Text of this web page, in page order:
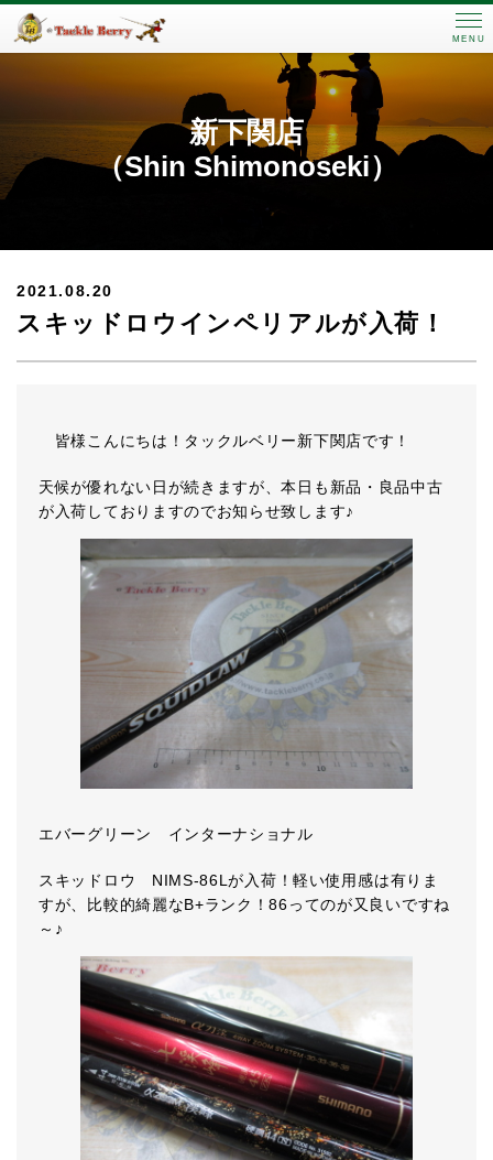
MENU
新下関店
（Shin Shimonoseki）
2021.08.20
スキッドロウインペリアルが入荷！
皆様こんにちは！タックルベリー新下関店です！
天候が優れない日が続きますが、本日も新品・良品中古
が入荷しておりますのでお知らせ致します♪
エバーグリーン インターナショナル
スキッドロウ NIMS-86Lが入荷！軽い使用感は有りま
すが、比較的綺麗なB+ランク！86ってのが又良いですね
～♪